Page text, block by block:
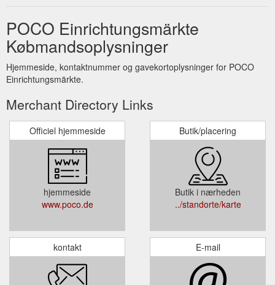
POCO Einrichtungsmärkte
Købmandsoplysninger
Hjemmeside, kontaktnummer og gavekortoplysninger for POCO
Einrichtungsmärkte.
Merchant Directory Links
Officiel hjemmeside
hjemmeside
www.poco.de
Butik/placering
Butik i nærheden
../standorte/karte
kontakt E-mail